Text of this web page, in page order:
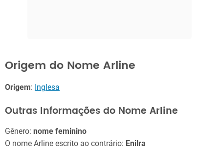
Origem do Nome Arline
Origem: Inglesa
Outras Informações do Nome Arline
Gênero: nome feminino
O nome Arline escrito ao contrário: Enilra